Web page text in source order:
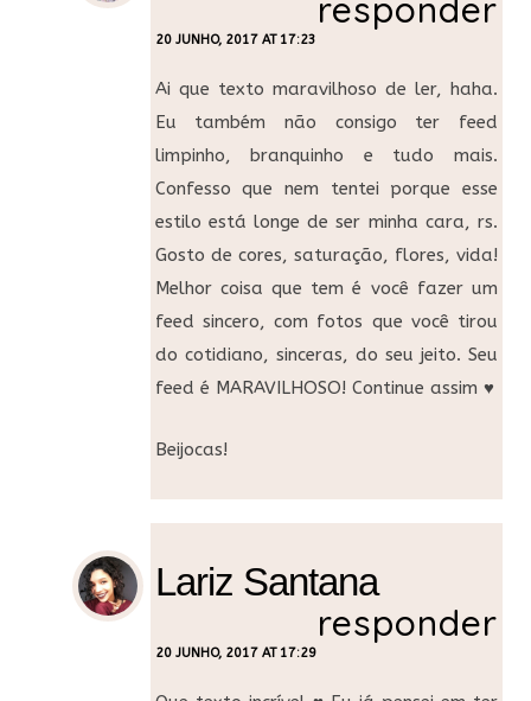
20 JUNHO, 2017 AT 17:23
responder
Ai que texto maravilhoso de ler, haha.
Eu também não consigo ter feed
limpinho, branquinho e tudo mais.
Confesso que nem tentei porque esse
estilo está longe de ser minha cara, rs.
Gosto de cores, saturação, flores, vida!
Melhor coisa que tem é você fazer um
feed sincero, com fotos que você tirou
do cotidiano, sinceras, do seu jeito. Seu
feed é MARAVILHOSO! Continue assim ♥
Beijocas!
Lariz Santana
20 JUNHO, 2017 AT 17:29
responder